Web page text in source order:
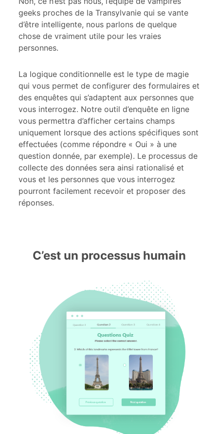
geeks proches de la Transylvanie qui se vante
d’être intelligente, nous parlons de quelque
chose de vraiment utile pour les vraies
personnes.
La logique conditionnelle est le type de magie
qui vous permet de configurer des formulaires et
des enquêtes qui s’adaptent aux personnes que
vous interrogez. Notre outil d’enquête en ligne
vous permettra d’afficher certains champs
uniquement lorsque des actions spécifiques sont
effectuées (comme répondre « Oui » à une
question donnée, par exemple). Le processus de
collecte des données sera ainsi rationalisé et
vous et les personnes que vous interrogez
pourront facilement recevoir et proposer des
réponses.
C’est un processus humain